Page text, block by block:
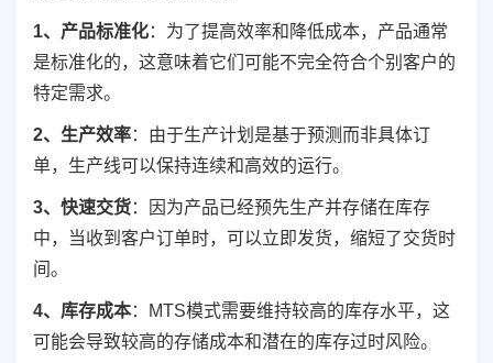
1、产品标准化：为了提高效率和降低成本，产品通常
是标准化的，这意味着它们可能不完全符合个别客户的
特定需求。
2、生产效率：由于生产计划是基于预测而非具体订
单，生产线可以保持连续和高效的运行。
3、快速交货：因为产品已经预先生产并存储在库存
中，当收到客户订单时，可以立即发货，缩短了交货时
间。
4、库存成本：MTS模式需要维持较高的库存水平，这
可能会导致较高的存储成本和潜在的库存过时风险。